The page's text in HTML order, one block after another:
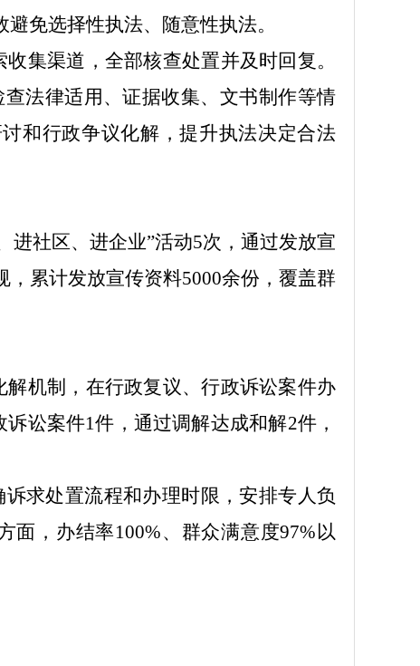
免选择性执法、随意性执法。
集渠道，全部核查处置并及时回复。
法律适用、证据收集、文书制作等情
和行政争议化解，提升执法决定合法
进社区、进企业”活动5次，通过发放宣
，累计发放宣传资料5000余份，覆盖群
机制，在行政复议、行政诉讼案件办
诉讼案件1件，通过调解达成和解2件，
求处置流程和办理时限，安排专人负
面，办结率100%、群众满意度97%以